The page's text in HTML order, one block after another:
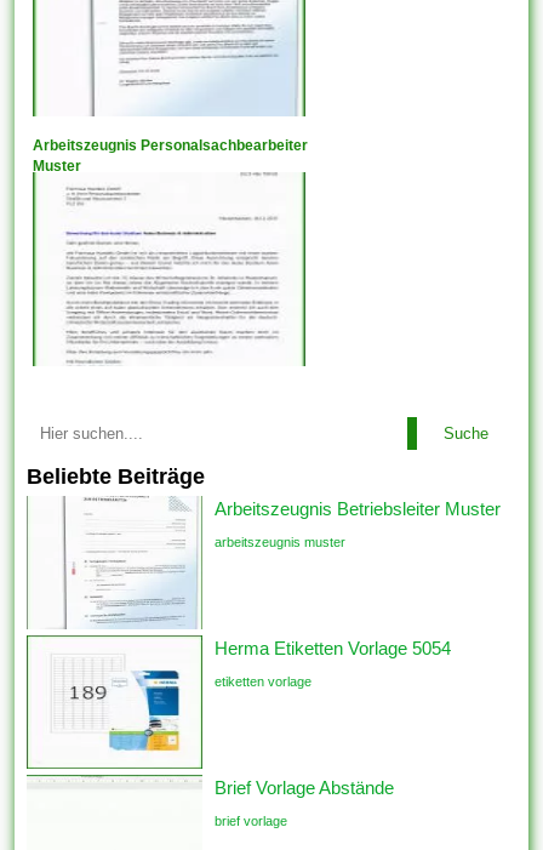
Arbeitszeugnis Personalsachbearbeiter
Muster
Suche
Beliebte Beiträge
Arbeitszeugnis Betriebsleiter Muster
arbeitszeugnis muster
Herma Etiketten Vorlage 5054
etiketten vorlage
Brief Vorlage Abstände
brief vorlage